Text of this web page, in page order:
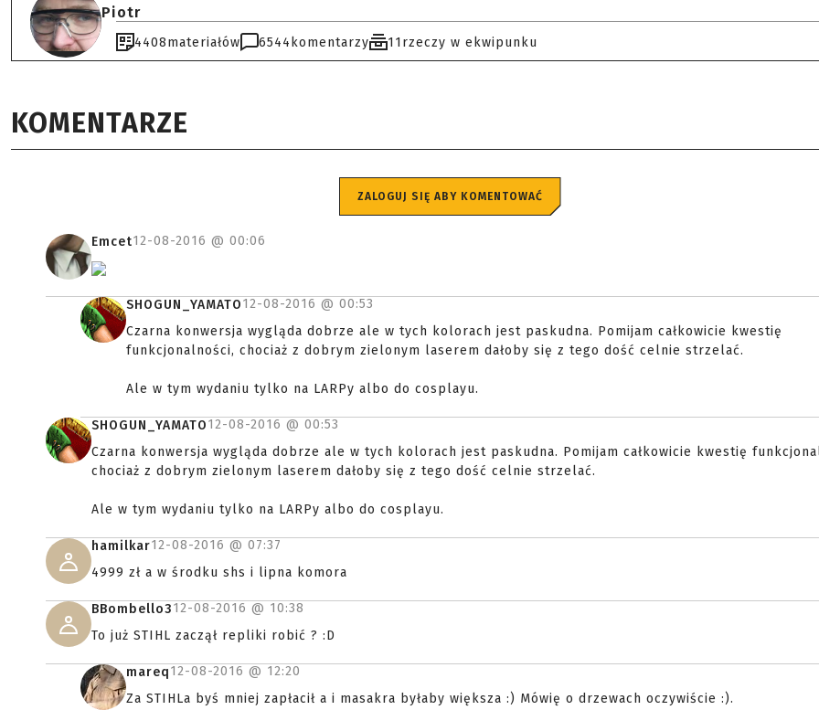
Piotr
4408materiałów 6544 komentarzy 11rzeczy w ekwipunku
KOMENTARZE
ZALOGUJ SIĘ ABY KOMENTOWAĆ
Emcet12-08-2016 @ 00:06
SHOGUN_YAMATO12-08-2016 @ 00:53
Czarna konwersja wygląda dobrze ale w tych kolorach jest paskudna. Pomijam całkowicie kwestię
funkcjonalności, chociaż z dobrym zielonym laserem dałoby się z tego dość celnie strzelać.
Ale w tym wydaniu tylko na LARPy albo do cosplayu.
SHOGUN_YAMATO12-08-2016 @ 00:53
Czarna konwersja wygląda dobrze ale w tych kolorach jest paskudna. Pomijam całkowicie kwestię
chociaż z dobrym zielonym laserem dałoby się z tego dość celnie strzelać.
Ale w tym wydaniu tylko na LARPy albo do cosplayu.
hamilkar12-08-2016 @ 07:37
4999 zł a w środku shs i lipna komora
BBombello312-08-2016 @ 10:38
To już STIHL zaczął repliki robić ? :D
mareq12-08-2016 @ 12:20
Za STIHLa byś mniej zapłacił a i masakra byłaby większa :) Mówię o drzewach oczywiście :).